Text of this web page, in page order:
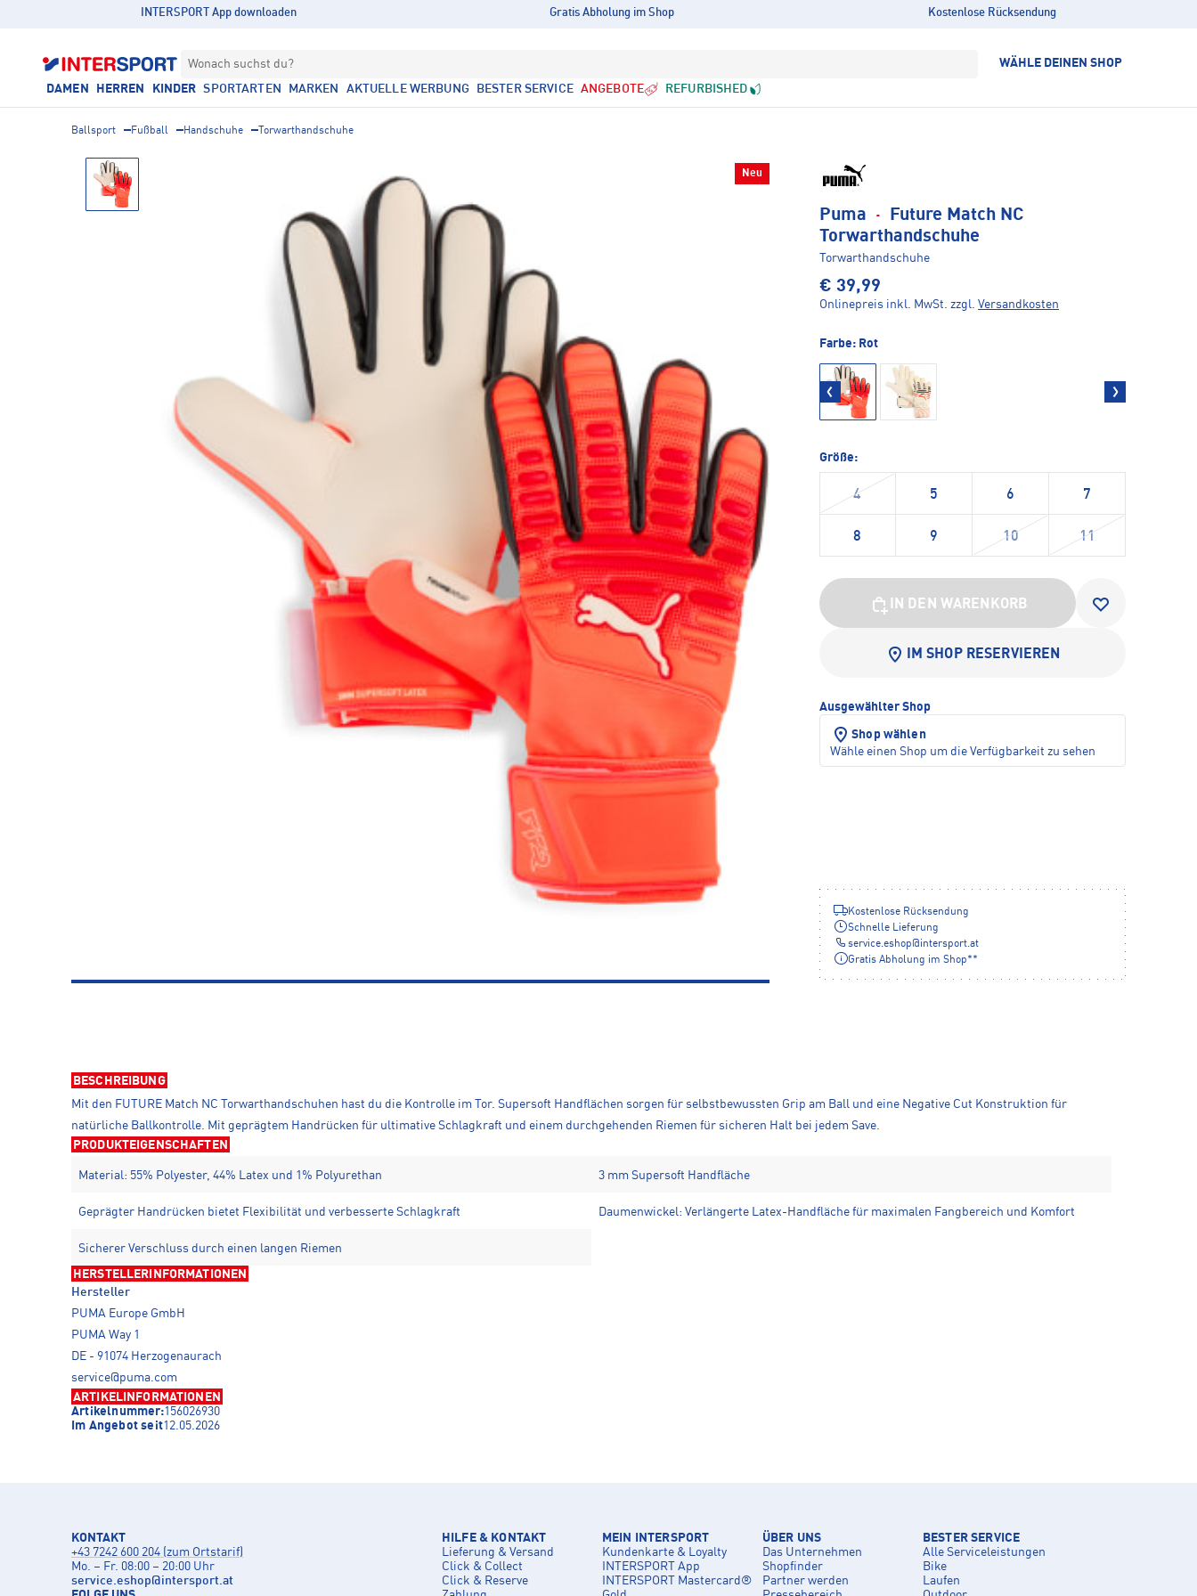
INTERSPORT App downloaden Gratis Abholung im Shop Kostenlose Rücksendung
Wonach suchst du? WÄHLE DEINEN SHOP
DAMEN HERREN KINDER SPORTARTEN MARKEN AKTUELLE WERBUNG BESTER SERVICE ANGEBOTE REFURBISHED
Ballsport Fußball Handschuhe Torwarthandschuhe
Neu
Puma ·
Future Match NC
Torwarthandschuhe
Torwarthandschuhe
€ 39,99
Onlinepreis inkl. MwSt. zzgl. Versandkosten
Farbe: Rot
Größe:
4 5 6 7
8 9 10 11
IN DEN WARENKORB
IM SHOP RESERVIEREN
Ausgewählter Shop
Shop wählen
Wähle einen Shop um die Verfügbarkeit zu sehen
Kostenlose Rücksendung
Schnelle Lieferung
service.eshop@intersport.at
Gratis Abholung im Shop**
BESCHREIBUNG
Mit den FUTURE Match NC Torwarthandschuhen hast du die Kontrolle im Tor. Supersoft Handflächen sorgen für selbstbewussten Grip am Ball und eine Negative Cut Konstruktion für
natürliche Ballkontrolle. Mit geprägtem Handrücken für ultimative Schlagkraft und einem durchgehenden Riemen für sicheren Halt bei jedem Save.
PRODUKTEIGENSCHAFTEN
Material: 55% Polyester, 44% Latex und 1% Polyurethan 3 mm Supersoft Handfläche
Geprägter Handrücken bietet Flexibilität und verbesserte Schlagkraft Daumenwickel: Verlängerte Latex-Handfläche für maximalen Fangbereich und Komfort
Sicherer Verschluss durch einen langen Riemen
HERSTELLERINFORMATIONEN
Hersteller
PUMA Europe GmbH
PUMA Way 1
DE - 91074 Herzogenaurach
service@puma.com
ARTIKELINFORMATIONEN
Artikelnummer:156026930
Im Angebot seit12.05.2026
KONTAKT
+43 7242 600 204 (zum Ortstarif)
Mo. – Fr. 08:00 – 20:00 Uhr
service.eshop@intersport.at
HILFE & KONTAKT
Lieferung & Versand
Click & Collect
Click & Reserve
MEIN INTERSPORT
Kundenkarte & Loyalty
INTERSPORT App
INTERSPORT Mastercard®
ÜBER UNS
Das Unternehmen
Shopfinder
Partner werden
BESTER SERVICE
Alle Serviceleistungen
Bike
Laufen